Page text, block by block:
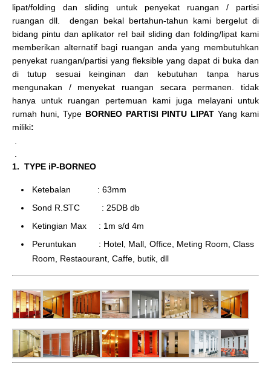
lipat/folding dan sliding untuk penyekat ruangan / partisi
ruangan dll. dengan bekal bertahun-tahun kami bergelut di
bidang pintu dan aplikator rel bail sliding dan folding/lipat kami
memberikan alternatif bagi ruangan anda yang membutuhkan
penyekat ruangan/partisi yang fleksible yang dapat di buka dan
di tutup sesuai keinginan dan kebutuhan tanpa harus
mengunakan / menyekat ruangan secara permanen. tidak
hanya untuk ruangan pertemuan kami juga melayani untuk
rumah huni, Type BORNEO PARTISI PINTU LIPAT Yang kami
miliki:
1. TYPE iP-BORNEO
Ketebalan : 63mm
Sond R.STC : 25DB db
Ketingian Max : 1m s/d 4m
Peruntukan : Hotel, Mall, Office, Meting Room, Class
Room, Restaourant, Caffe, butik, dll